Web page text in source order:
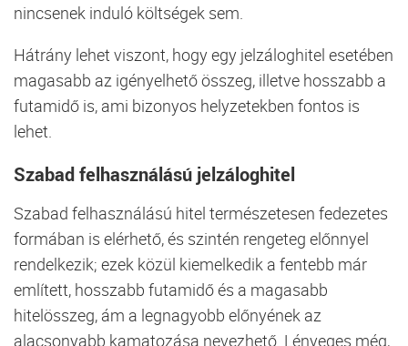
nincsenek induló költségek sem.
Hátrány lehet viszont, hogy egy jelzáloghitel esetében
magasabb az igényelhető összeg, illetve hosszabb a
futamidő is, ami bizonyos helyzetekben fontos is
lehet.
Szabad felhasználású jelzáloghitel
Szabad felhasználású hitel természetesen fedezetes
formában is elérhető, és szintén rengeteg előnnyel
rendelkezik; ezek közül kiemelkedik a fentebb már
említett, hosszabb futamidő és a magasabb
hitelösszeg, ám a legnagyobb előnyének az
alacsonyabb kamatozása nevezhető. Lényeges még,